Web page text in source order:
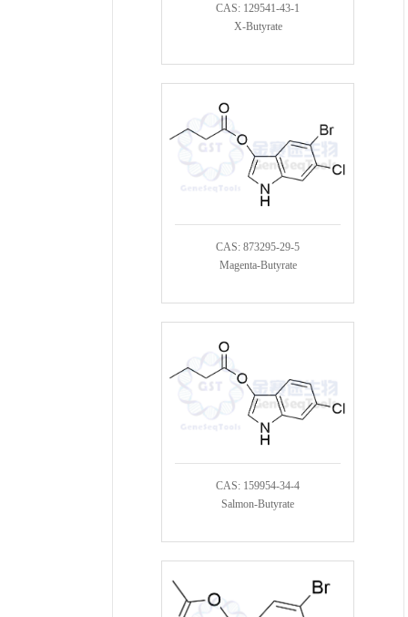
CAS: 129541-43-1
X-Butyrate
CAS: 873295-29-5
Magenta-Butyrate
CAS: 159954-34-4
Salmon-Butyrate